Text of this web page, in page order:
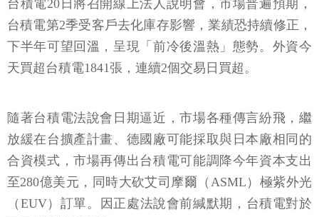
台積電20日將召開線上法人說明會，市場普遍預期，
台積電第2季受客戶去化庫存影響，業績恐持續修正，
下半年可望回溫，呈現「前冷後溫熱」態勢。外資今
天買超台積電1841張，連續2個交易日買超。
隨著台積電法說會日期逼近，市場各種傳言紛飛，繼
放緩在台擴產計畫、德國廠可能採取與日本廠相同的
合資模式，市場再傳出台積電可能調降今年資本支出
至280億美元，同時大砍艾司摩爾（ASML）極紫外光
（EUV）訂單。因正處法說會前緘默期，台積電對於